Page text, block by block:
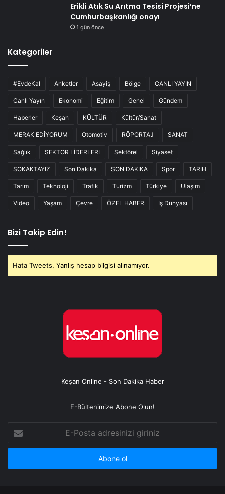
Erikli Atık Su Arıtma Tesisi Projesi’ne
Cumhurbaşkanlığı onayı
1 gün önce
Kategoriler
#EvdeKal Anketler Asayiş Bölge CANLI YAYIN
Canlı Yayın Ekonomi Eğitim Genel Gündem
Haberler Keşan KÜLTÜR Kültür/Sanat
MERAK EDİYORUM Otomotiv RÖPORTAJ SANAT
Sağlık SEKTÖR LİDERLERİ Sektörel Siyaset
SOKAKTAYIZ Son Dakika SON DAKİKA Spor TARİH
Tarım Teknoloji Trafik Turizm Türkiye Ulaşım
Video Yaşam Çevre ÖZEL HABER İş Dünyası
Bizi Takip Edin!
Hata Tweets, Yanlış hesap bilgisi alınamıyor.
Keşan Online - Son Dakika Haber
E-Bültenimize Abone Olun!
Posta
adresinizi